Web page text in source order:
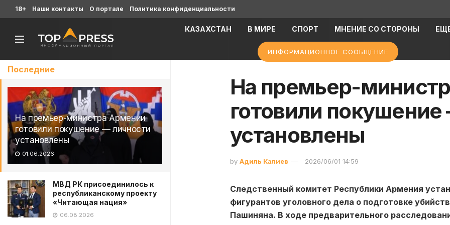
Последние
На премьер-министра Армении
готовили покушение — личности
установлены
01.06.2026
МВД РК присоединилось к
республиканскому проекту
«Читающая нация»
06.08.2026
18+ Наши контакты О портале Политика конфиденциальности
КАЗАХСТАН В МИРЕ СПОРТ МНЕНИЕ СО СТОРОНЫ
ИНФОРМАЦИОННОЕ СООБЩЕНИЕ
На премьер-
готовили
установлены
by Адиль Калиев 2026/06/01 14:59
Следственный комитет Республики Армения
фигурантов уголовного дела о подготовке
Пашиняна. В ходе предварительного